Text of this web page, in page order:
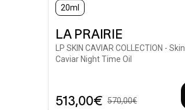
20ml
LA PRAIRIE
LP SKIN CAVIAR COLLECTION - Skin
Caviar Night Time Oil
513,00€ 570,00€